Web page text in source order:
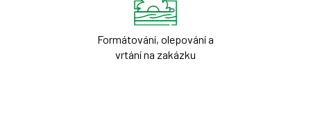
Formátování, olepování a
vrtání na zakázku